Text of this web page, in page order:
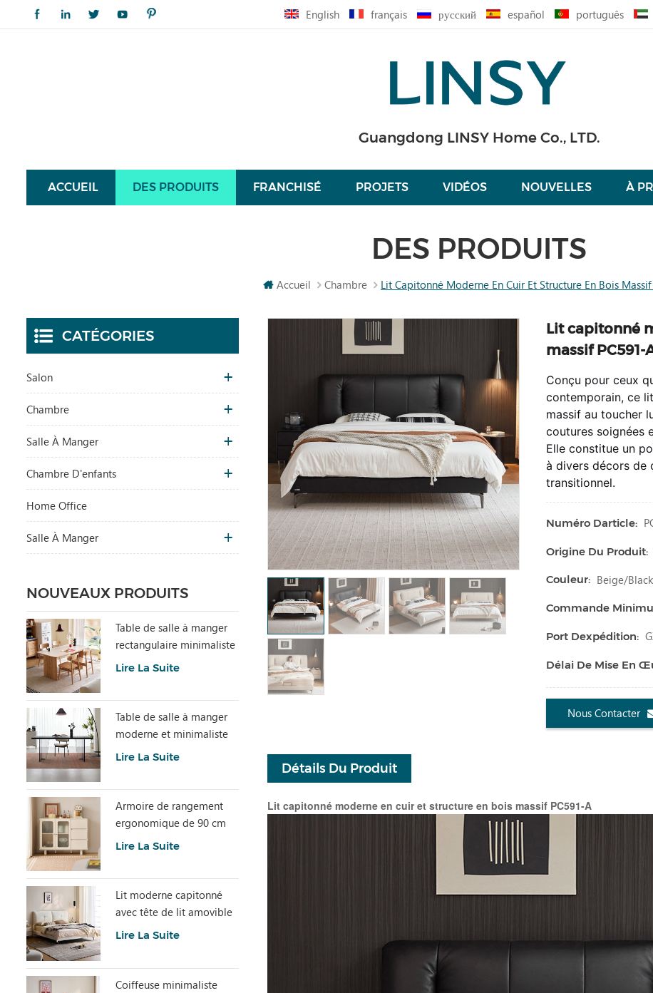
English français русский español português
Guangdong LINSY Home Co., LTD.
ACCUEIL DES PRODUITS FRANCHISÉ PROJETS VIDÉOS NOUVELLES À
DES PRODUITS
Accueil Chambre Lit Capitonné Moderne En Cuir Et Structure En Bois
Lit capitonné
massif PC591-
Conçu pour ceux
contemporain, ce
massif au toucher
coutures soignées
Elle constitue un
à divers décors de
transitionnel.
Numéro Darticle:
Origine Du Produit:
Couleur: Beige/
Commande
Port Dexpédition:
Délai De Mise En
Nous Contacter
Détails Du Produit
Lit capitonné moderne en cuir et structure en bois massif PC591-A
CATÉGORIES
Salon
Chambre
Salle À Manger
Chambre D'enfants
Home Office
Salle À Manger
NOUVEAUX PRODUITS
Table de salle à manger
rectangulaire minimaliste
avec pierre frittée
Lire La Suite
Table de salle à manger
moderne et minimaliste
en dalle de pierre grise
Lire La Suite
Armoire de rangement
ergonomique de 90 cm
de hauteur et spacieuse
Lire La Suite
Lit moderne capitonné
avec tête de lit amovible
BC663-A
Lire La Suite
Coiffeuse minimaliste